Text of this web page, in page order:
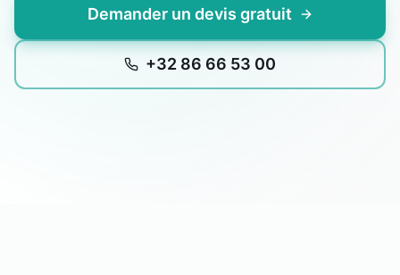
Demander un devis gratuit
+32 86 66 53 00